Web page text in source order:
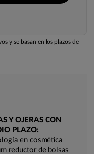
y se basan en los plazos de
Y OJERAS CON
PLAZO:
en cosmética
reductor de bolsas